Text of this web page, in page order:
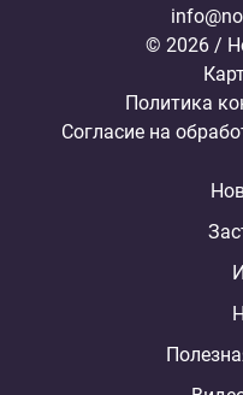
© 2026 /
Политика
Согласие на